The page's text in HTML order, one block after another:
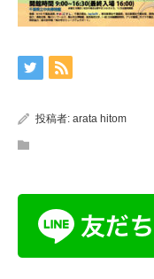
投稿者: arata hitom